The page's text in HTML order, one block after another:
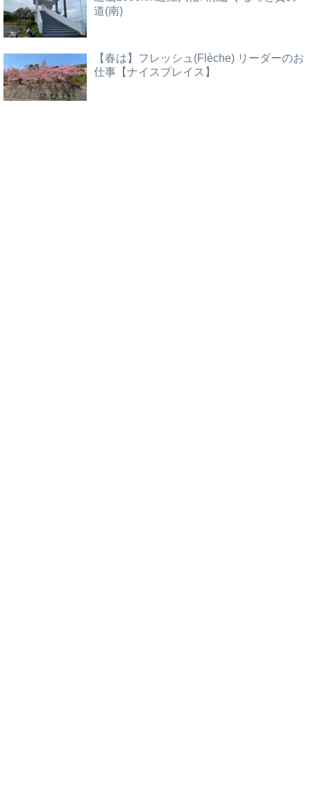
道(南)
【春は】フレッシュ(Flèche) リーダーのお
仕事【ナイスプレイス】